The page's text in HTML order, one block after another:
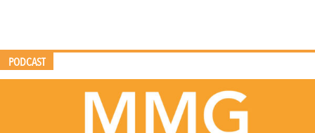
PODCAST